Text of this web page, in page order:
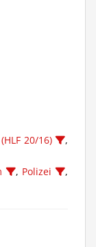
20/16)
,
, Polizei
,